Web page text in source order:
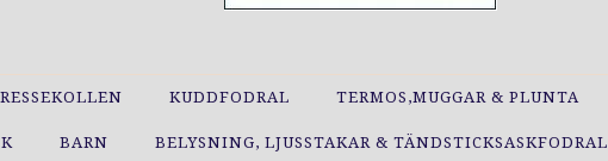
KUDDFODRAL TERMOS,MUGGAR & PLUNTA
BARN BELYSNING, LJUSSTAKAR & TÄNDSTICKSASKFODRAL